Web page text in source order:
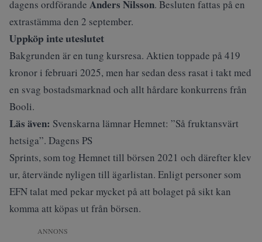
dagens ordförande Anders Nilsson. Besluten fattas på en
extrastämma den 2 september.
Uppköp inte uteslutet
Bakgrunden är en tung kursresa. Aktien toppade på 419
kronor i februari 2025, men har sedan dess rasat i takt med
en svag bostadsmarknad och allt hårdare konkurrens från
Booli.
Läs även: Svenskarna lämnar Hemnet: ”Så fruktansvärt
hetsiga”. Dagens PS
Sprints, som tog Hemnet till börsen 2021 och därefter klev
ur, återvände nyligen till ägarlistan. Enligt personer som
EFN talat med pekar mycket på att bolaget på sikt kan
komma att köpas ut från börsen.
ANNONS